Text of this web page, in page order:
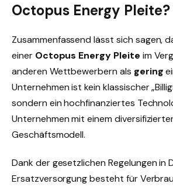
Octopus Energy Pleite?
Zusammenfassend lässt sich sagen,
einer Octopus Energy Pleite im
anderen Wettbewerbern als gering
Unternehmen ist kein klassischer
sondern ein hochfinanziertes
Unternehmen mit einem
Geschäftsmodell.
Dank der gesetzlichen Regelungen in
Ersatzversorgung besteht für